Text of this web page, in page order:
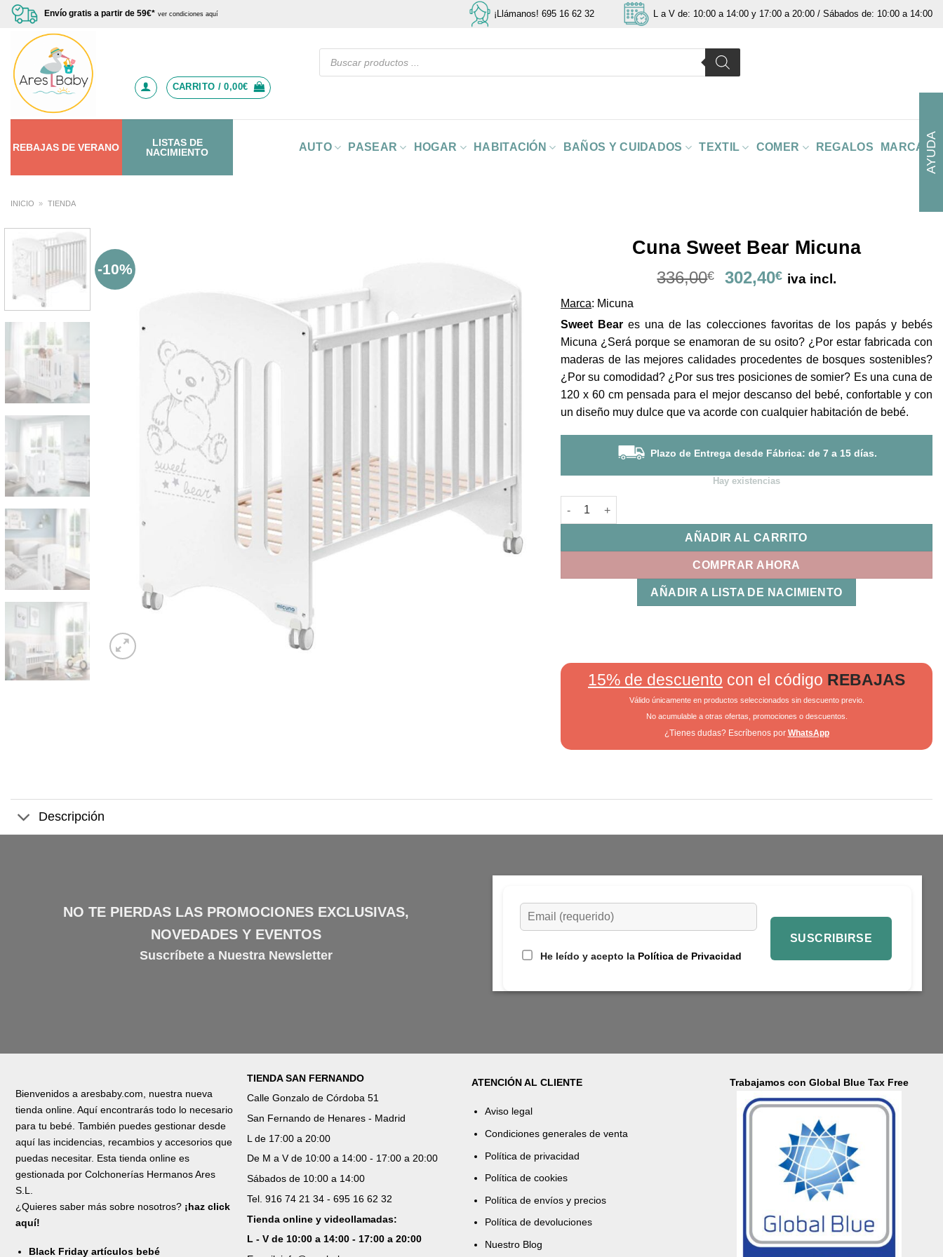
Saltar
contenido
Envío gratis a partir de 59€* ver condiciones aquí ¡Llámanos! 695 16 62 32 L a V de: 10:00 a 14:00 y 17:00 a 20:00 / Sábados de: 10:00 a 14:00
Búsqueda
CARRITO /0,00€
REBAJAS DEVERANO
LISTAS DE
NACIMIENTO
AUTO PASEAR HOGAR HABITACIÓN BAÑOS Y CUIDADOS TEXTIL COMER REGALOS MARCAS
INICIO » TIENDA
-10%
Cuna Sweet Bear Micuna
336,00€
El
era:
336,00€.
302,40€El
es:
302,40€.
iva incl.
Marca: Micuna
Sweet Bear es una de las colecciones favoritas de los papás y bebés
Micuna ¿Será porque se enamoran de su osito? ¿Por estar fabricada con
maderas de las mejores calidades procedentes de bosques sostenibles?
¿Por su comodidad? ¿Por sus tres posiciones de somier? Es una cuna de
120 x 60 cm pensada para el mejor descanso del bebé, confortable y con
un diseño muy dulce que va acorde con cualquier habitación de bebé.
Plazo de Entrega desde Fábrica: de 7 a 15 días.
Hay existencias
Cuna Sweet Bear Micuna cantidad
AÑADIR AL CARRITO
COMPRAR AHORA
AÑADIR A LISTA DE NACIMIENTO
15% de descuento con el código REBAJAS
Válido únicamente en productos seleccionados sin descuento previo.
No acumulable a otras ofertas, promociones o descuentos.
¿Tienes dudas? Escríbenos por WhatsApp
Descripción
NO TE PIERDAS LAS PROMOCIONES EXCLUSIVAS,
NOVEDADES Y EVENTOS
Suscríbete a Nuestra Newsletter He leído y acepto la Política de Privacidad
Bienvenidos a aresbaby.com, nuestra nueva
tienda online. Aquí encontrarás todo lo necesario
para tu bebé. También puedes gestionar desde
aquí las incidencias, recambios y accesorios que
puedas necesitar. Esta tienda online es
gestionada por Colchonerías Hermanos Ares
S.L.
¿Quieres saber más sobre nosotros? ¡haz click
aquí!
Black Friday artículos bebé
TIENDA SAN FERNANDO
Calle Gonzalo de Córdoba 51
San Fernando de Henares - Madrid
L de 17:00 a 20:00
De M a V de 10:00 a 14:00 - 17:00 a 20:00
Sábados de 10:00 a 14:00
Tel. 916 74 21 34 - 695 16 62 32
Tienda online y videollamadas:
L - V de 10:00 a 14:00 - 17:00 a 20:00
ATENCIÓN AL CLIENTE
Aviso legal
Condiciones generales de venta
Política de privacidad
Política de cookies
Política de envíos y precios
Política de devoluciones
Nuestro Blog
Trabajamos con Global Blue Tax Free
AYUDA